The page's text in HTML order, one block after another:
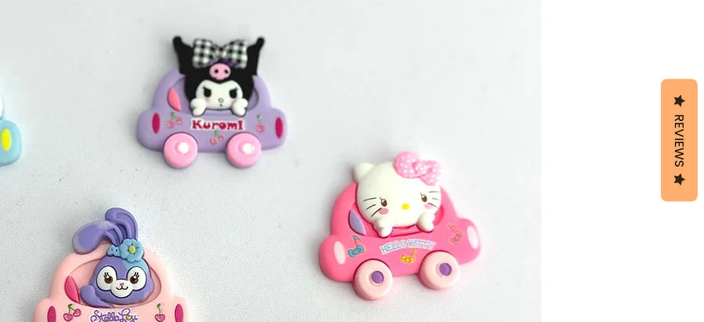
REVIEWS